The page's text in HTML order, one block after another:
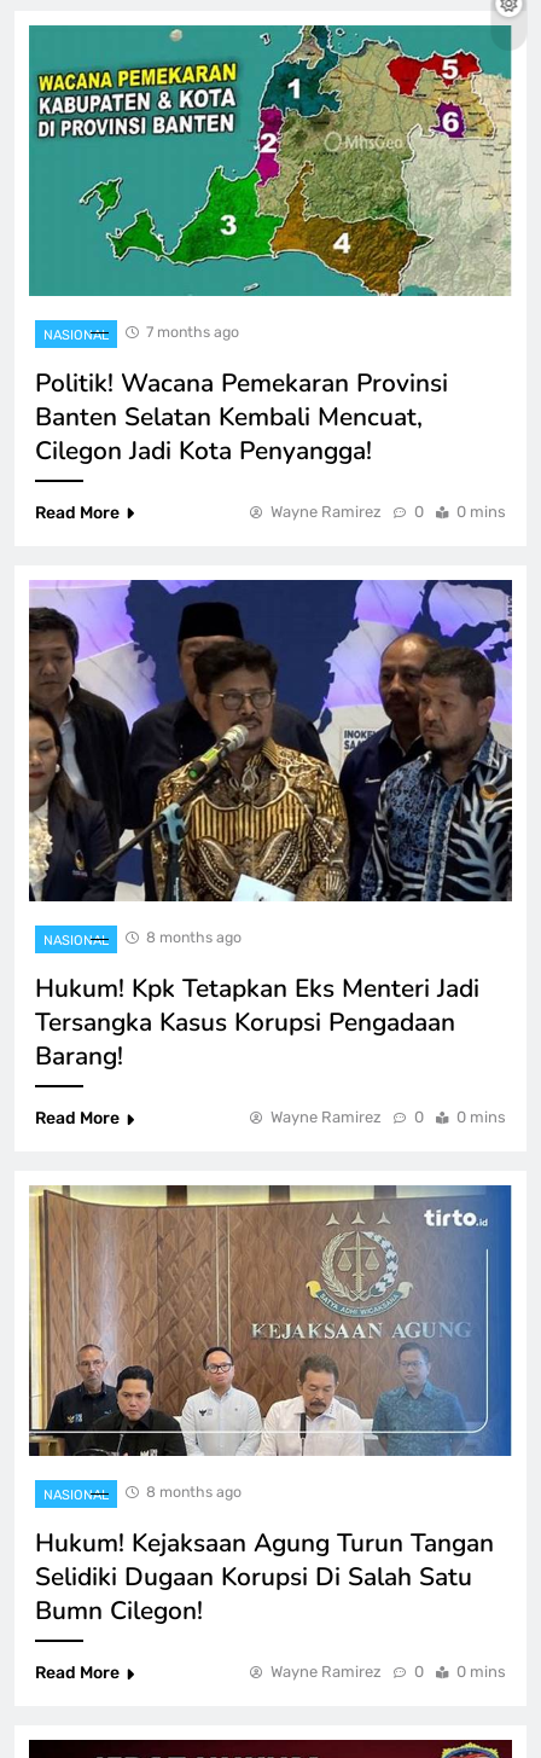
NASIONAL 7 months ago
Politik! Wacana Pemekaran Provinsi
Banten Selatan Kembali Mencuat,
Cilegon Jadi Kota Penyangga!
Read More Wayne Ramirez 0 0 mins
NASIONAL 8 months ago
Hukum! Kpk Tetapkan Eks Menteri Jadi
Tersangka Kasus Korupsi Pengadaan
Barang!
Read More Wayne Ramirez 0 0 mins
NASIONAL 8 months ago
Hukum! Kejaksaan Agung Turun Tangan
Selidiki Dugaan Korupsi Di Salah Satu
Bumn Cilegon!
Read More Wayne Ramirez 0 0 mins